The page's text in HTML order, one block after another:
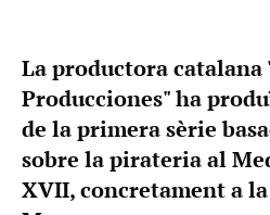
La productora catalana
Producciones" ha
de la primera sèrie
sobre la pirateria al
XVII, concretament a